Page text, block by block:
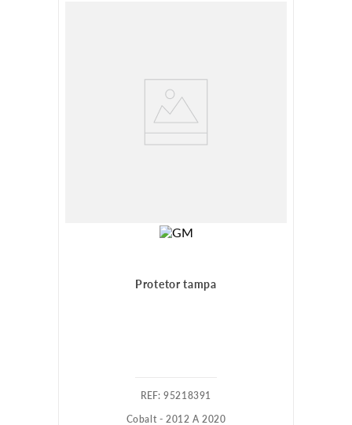
Protetor tampa
:95218391
Cobalt - 2012 A 2020